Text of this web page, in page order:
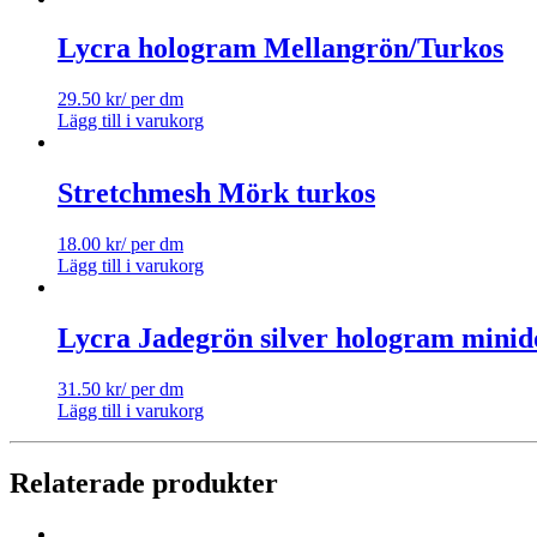
Lycra hologram Mellangrön/Turkos
29.50 kr/ per dm
Lägg till i varukorg
Stretchmesh Mörk turkos
18.00 kr/ per dm
Lägg till i varukorg
Lycra Jadegrön silver hologram
31.50 kr/ per dm
Lägg till i varukorg
Relaterade produkter